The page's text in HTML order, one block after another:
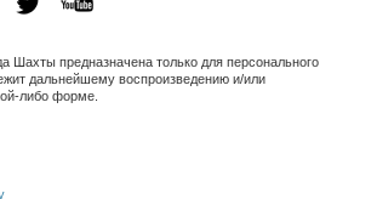
Шахты предназначена только для персонального
дальнейшему воспроизведению и/или
либо форме.